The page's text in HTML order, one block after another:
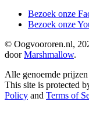
Bezoek onze
Bezoek onze
© Oogvoororen.nl,
doorMarshmallow.
Alle genoemde
This site is protected
Policy and Terms of